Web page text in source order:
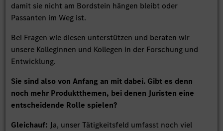
damit sie nicht am Bordstein hängen bleibt oder
Passanten im Weg ist.
Bei Fragen wie diesen unterstützen und beraten wir
unsere Kolleginnen und Kollegen in der Forschung und
Entwicklung.
Sie sind also von Anfang an mit dabei. Gibt es denn
noch mehr Produktthemen, bei denen Juristen eine
entscheidende Rolle spielen?
Gleichauf: Ja, unser Tätigkeitsfeld umfasst noch viel